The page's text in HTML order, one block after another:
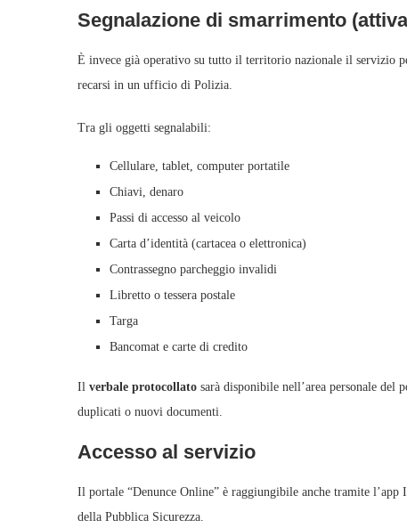
Segnalazione di smarrimento
È invece già operativo su tutto il territorio nazionale il servizio
recarsi in un ufficio di Polizia.
Tra gli oggetti segnalabili:
Cellulare, tablet, computer portatile
Chiavi, denaro
Passi di accesso al veicolo
Carta d’identità (cartacea o elettronica)
Contrassegno parcheggio invalidi
Libretto o tessera postale
Targa
Bancomat e carte di credito
Il verbale protocollato sarà disponibile nell’area personale del
duplicati o nuovi documenti.
Accesso al servizio
Il portale “Denunce Online” è raggiungibile anche tramite
della Pubblica Sicurezza.